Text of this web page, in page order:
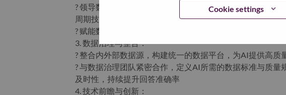
Cookie settings
? 领导数智工具研发团队，主导项目从需求拆解、架构选型
周期技术管控，保障项目交付质量与业务价值落地
? 赋能数智工具研发团队，输出技术规范、架构标准，提升
3. 数据治理与整合‌：
? 整合内外部数据源，构建统一的数据平台，为AI提供高质
? 与数据治理团队紧密合作，定义AI所需的数据标准与质
及时性，持续提升回答准确率
4. 技术前瞻与创新‌：